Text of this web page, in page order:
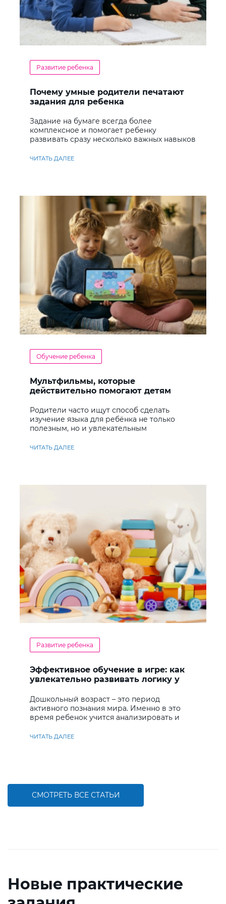
Развитие ребенка
Почему умные родители печатают
задания для ребенка
Задание на бумаге всегда более
комплексное и помогает ребенку
развивать сразу несколько важных навыков
ЧИТАТЬ ДАЛЕЕ
Обучение ребенка
Мультфильмы, которые
действительно помогают детям
Родители часто ищут способ сделать
изучение языка для ребёнка не только
полезным, но и увлекательным
ЧИТАТЬ ДАЛЕЕ
Развитие ребенка
Эффективное обучение в игре: как
увлекательно развивать логику у
Дошкольный возраст – это период
активного познания мира. Именно в это
время ребенок учится анализировать и
ЧИТАТЬ ДАЛЕЕ
СМОТРЕТЬ ВСЕ СТАТЬИ
Новые практические